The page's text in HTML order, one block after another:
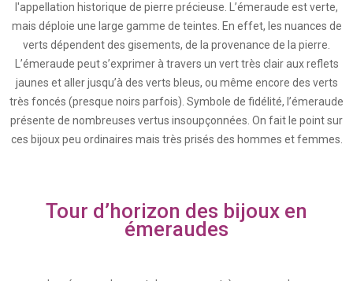
l'appellation historique de pierre précieuse. L’émeraude est verte,
mais déploie une large gamme de teintes. En effet, les nuances de
verts dépendent des gisements, de la provenance de la pierre.
L’émeraude peut s’exprimer à travers un vert très clair aux reflets
jaunes et aller jusqu’à des verts bleus, ou même encore des verts
très foncés (presque noirs parfois). Symbole de fidélité, l’émeraude
présente de nombreuses vertus insoupçonnées. On fait le point sur
ces bijoux peu ordinaires mais très prisés des hommes et femmes.
Tour d’horizon des bijoux en
émeraudes